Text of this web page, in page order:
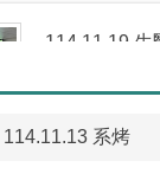
114.11.19 生
114.11.13 系烤